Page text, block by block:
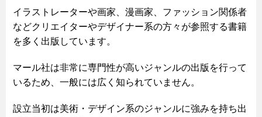
イラストレーターや画家、漫画家、ファッション関係者
などクリエイターやデザイナー系の方々が参照する書籍
を多く出版しています。
マール社は非常に専門性が高いジャンルの出版を行って
いるため、一般には広く知られていません。
設立当初は美術・デザイン系のジャンルに強みを持ち出